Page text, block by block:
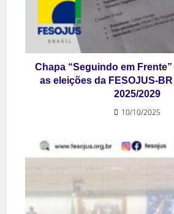
Chapa “Seguindo em
as eleições da FESOJUS-
2025/2029
10/10/2025